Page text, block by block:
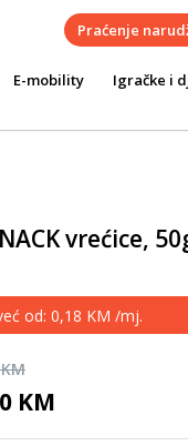
Praćenje
E-mobility Igračke i
vrećice,
od: 0,18 KM /mj.
KM